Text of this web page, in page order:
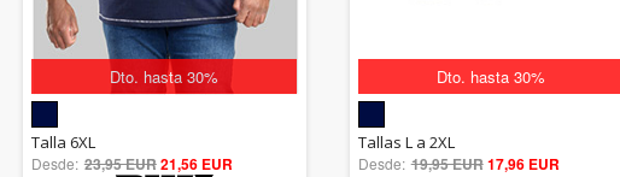
Dto. hasta 30%
out of 5
Talla 6XL
Desde: 23,95 EUR21,56 EUR
Dto. hasta 30%
5.00
out of 5
Tallas L a 2XL
Desde: 19,95 EUR17,96 EUR